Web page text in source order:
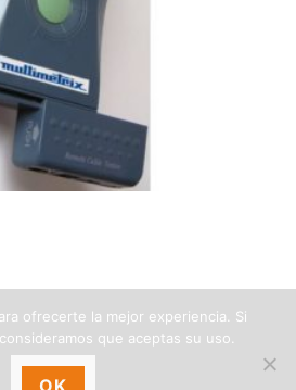
ofrecerte la mejor experiencia. Si
que aceptas su uso.